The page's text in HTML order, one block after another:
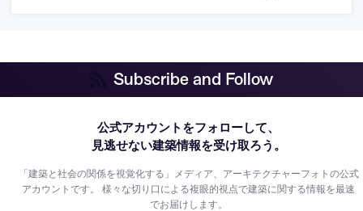
Subscribe and Follow
公式アカウントをフォローして、
見逃せない建築情報を受け取ろう。
「建築と社会の関係を視覚化する」メディア、アーキテクチャーフォトの公式
アカウントです。様々な切り口による複眼的視点で建築に関する情報を最速
でお届けします。